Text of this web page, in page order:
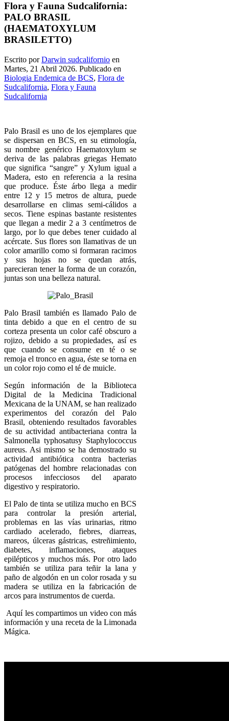
Flora y Fauna Sudcalifornia:
PALO BRASIL
(HAEMATOXYLUM
BRASILETTO)
Escrito porDarwin sudcalifornio en
Martes, 21 Abril 2026. Publicado en
Biologia Endemica de BCS, Flora de
Sudcalifornia, Flora y Fauna
Sudcalifornia
Palo Brasil es uno de los ejemplares que
se dispersan en BCS, en su etimología,
su nombre genérico Haematoxylum se
deriva de las palabras griegas Hemato
que significa “sangre” y Xylum igual a
Madera, esto en referencia a la resina
que produce. Éste árbo llega a medir
entre 12 y 15 metros de altura, puede
desarrollarse en climas semi-cálidos a
secos. Tiene espinas bastante resistentes
que llegan a medir 2 a 3 centímetros de
largo, por lo que debes tener cuidado al
acércate. Sus flores son llamativas de un
color amarillo como si formaran racimos
y sus hojas no se quedan atrás,
parecieran tener la forma de un corazón,
juntas son una belleza natural.
Palo Brasil también es llamado Palo de
tinta debido a que en el centro de su
corteza presenta un color café obscuro a
rojizo, debido a su propiedades, así es
que cuando se consume en té o se
remoja el tronco en agua, éste se torna en
un color rojo como el té de muicle.
Según información de la Biblioteca
Digital de la Medicina Tradicional
Mexicana de la UNAM, se han realizado
experimentos del corazón del Palo
Brasil, obteniendo resultados favorables
de su actividad antibacteriana contra la
Salmonella typhosatusy Staphylococcus
aureus. Asi mismo se ha demostrado su
actividad antibiótica contra bacterias
patógenas del hombre relacionadas con
procesos infecciosos del aparato
digestivo y respiratorio.
El Palo de tinta se utiliza mucho en BCS
para controlar la presión arterial,
problemas en las vías urinarias, ritmo
cardiado acelerado, fiebres, diarreas,
mareos, úlceras gástricas, estreñimiento,
diabetes, inflamaciones, ataques
epilépticos y muchos más. Por otro lado
también se utiliza para teñir la lana y
paño de algodón en un color rosada y su
madera se utiliza en la fabricación de
arcos para instrumentos de cuerda.
Aquí les compartimos un video con más
información y una receta de la Limonada
Mágica.